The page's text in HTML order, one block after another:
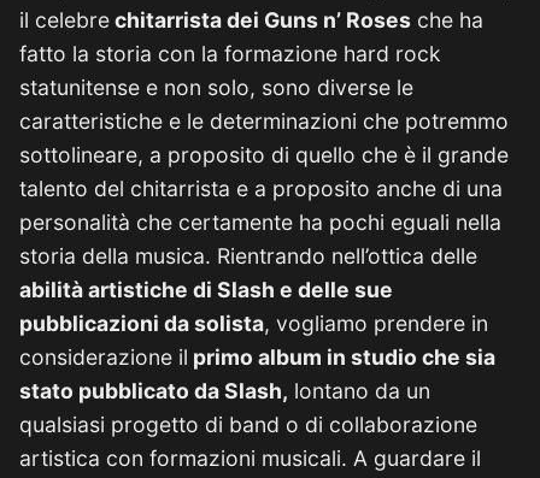
il celebrechitarrista dei Guns n’ Roses che ha
fatto la storia con la formazione hard rock
statunitense e non solo, sono diverse le
caratteristiche e le determinazioni che potremmo
sottolineare, a proposito di quello che è il grande
talento del chitarrista e a proposito anche di una
personalità che certamente ha pochi eguali nella
storia della musica. Rientrando nell’ottica delle
abilità artistiche di Slash e delle sue
pubblicazioni da solista, vogliamo prendere in
considerazione il primo album in studio che sia
stato pubblicato da Slash, lontano da un
qualsiasi progetto di band o di collaborazione
artistica con formazioni musicali. A guardare il